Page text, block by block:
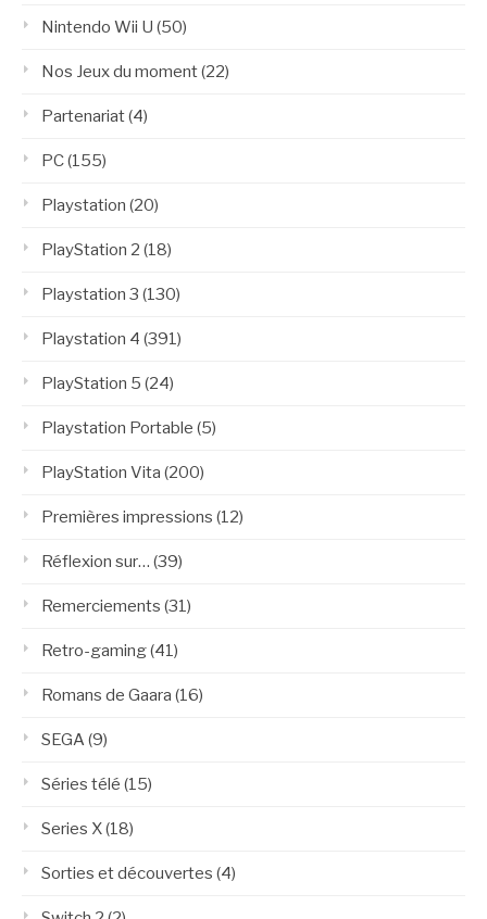
Nintendo Wii U (50)
Nos Jeux du moment(22)
Partenariat(4)
PC(155)
Playstation (20)
PlayStation 2 (18)
Playstation 3 (130)
Playstation 4 (391)
PlayStation 5 (24)
Playstation Portable (5)
PlayStation Vita (200)
Premières impressions (12)
Réflexion sur… (39)
Remerciements (31)
Retro-gaming(41)
Romans de Gaara (16)
SEGA(9)
Séries télé (15)
Series X(18)
Sorties et découvertes (4)